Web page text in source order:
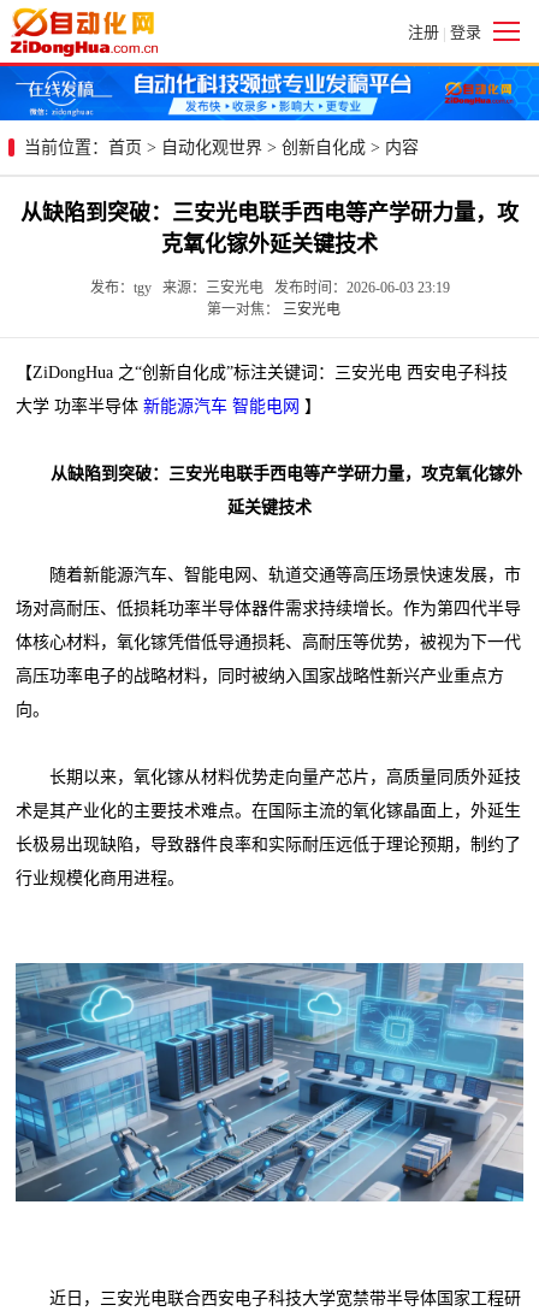
注册 | 登录
当前位置： 首页 > 自动化观世界 > 创新自化成 > 内容
从缺陷到突破：三安光电联手西电等产学研力量，攻
克氧化镓外延关键技术
发布：tgy 来源：三安光电 发布时间：2026-06-03 23:19
第一对焦：
三安光电
【ZiDongHua 之“创新自化成”标注关键词：三安光电 西安电子科技
大学 功率半导体新能源汽车 智能电网 】
从缺陷到突破：三安光电联手西电等产学研力量，攻克氧化镓外
延关键技术
随着新能源汽车、智能电网、轨道交通等高压场景快速发展，市
场对高耐压、低损耗功率半导体器件需求持续增长。作为第四代半导
体核心材料，氧化镓凭借低导通损耗、高耐压等优势，被视为下一代
高压功率电子的战略材料，同时被纳入国家战略性新兴产业重点方
向。
长期以来，氧化镓从材料优势走向量产芯片，高质量同质外延技
术是其产业化的主要技术难点。在国际主流的氧化镓晶面上，外延生
长极易出现缺陷，导致器件良率和实际耐压远低于理论预期，制约了
行业规模化商用进程。
近日，三安光电联合西安电子科技大学宽禁带半导体国家工程研